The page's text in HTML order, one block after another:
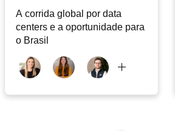
A corrida global por data
centers e a oportunidade para
o Brasil